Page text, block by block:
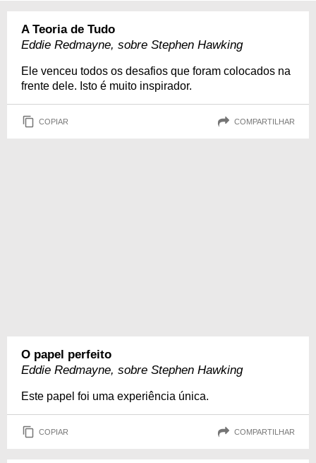
A Teoria de Tudo
Eddie Redmayne, sobre Stephen Hawking
Ele venceu todos os desafios que foram colocados na
frente dele. Isto é muito inspirador.
COPIAR COMPARTILHAR
O papel perfeito
Eddie Redmayne, sobre Stephen Hawking
Este papel foi uma experiência única.
COPIAR COMPARTILHAR